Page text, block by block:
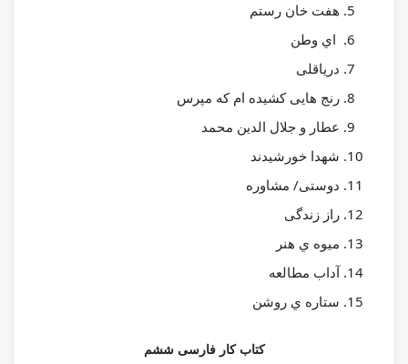
ﻫﻔﺖ ﺧﺎن رﺳﺘﻢ
اي وﻃﻦ
درﯾﺎﻗﻠﯽ
رﻧﺞ ﻫﺎﯾﯽ ﮐﺸﯿﺪه ام ﮐﻪ ﻣﭙﺮس
ﻋﻄﺎر و ﺟﻠﺎل اﻟﺪﯾﻦ ﻣﺤﻤﺪ
ﺷﻬﺪا ﺧﻮرﺷﯿﺪﻧﺪ
دوﺳﺘﯽ/ ﻣﺸﺎوره
راز زﻧﺪﮔﯽ
ﻣﯿﻮه ي ﻫﻨﺮ
آداب ﻣﻄﺎﻟﻌﻪ
ﺳﺘﺎره ي روﺷﻦ
کتاب کار فارسی ششم